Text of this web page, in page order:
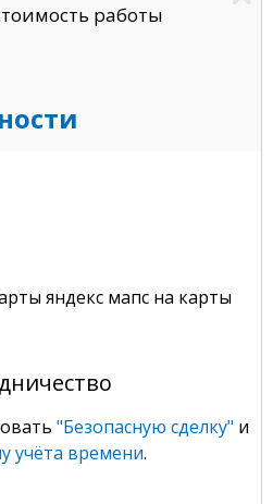
работы
яндекс мапс на карты
"Безопасную сделку" и
учёта времени.